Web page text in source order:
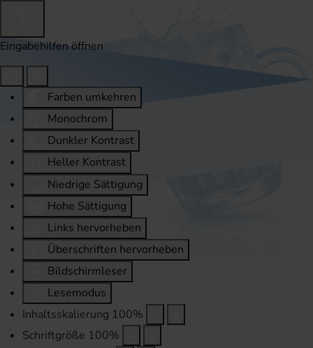
Eingabehilfen öffnen
Farben umkehren
Monochrom
Dunkler Kontrast
Heller Kontrast
Niedrige Sättigung
Hohe Sättigung
Links hervorheben
Überschriften hervorheben
Bildschirmleser
Lesemodus
Inhaltsskalierung 100%
Schriftgröße 100%